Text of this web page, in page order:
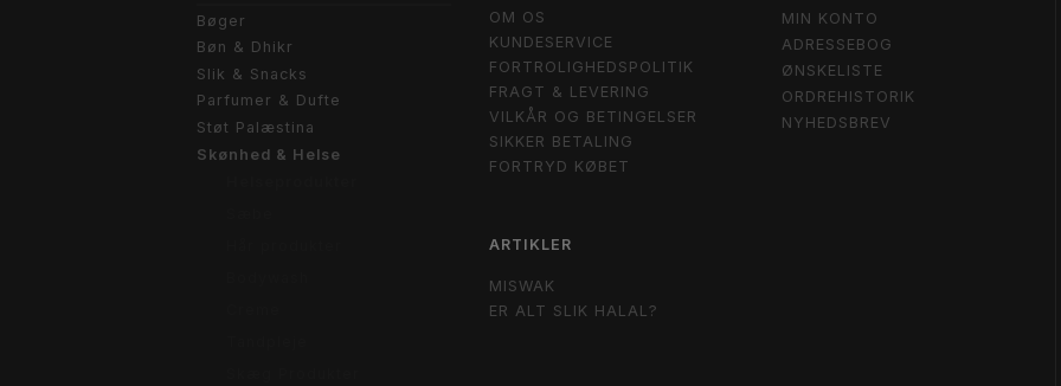
Bøger
Bøn & Dhikr
Slik & Snacks
Parfumer & Dufte
Støt Palæstina
Skønhed & Helse
OM OS
KUNDESERVICE
FORTROLIGHEDSPOLITIK
FRAGT & LEVERING
VILKÅR OG BETINGELSER
SIKKER BETALING
FORTRYD KØBET
ARTIKLER
MISWAK
ER ALT SLIK HALAL?
MIN KONTO
ADRESSEBOG
ØNSKELISTE
ORDREHISTORIK
NYHEDSBREV